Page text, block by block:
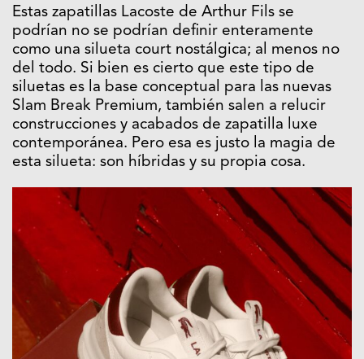
Estas zapatillas Lacoste de Arthur Fils se
podrían no se podrían definir enteramente
como una silueta court nostálgica; al menos no
del todo. Si bien es cierto que este tipo de
siluetas es la base conceptual para las nuevas
Slam Break Premium, también salen a relucir
construcciones y acabados de zapatilla luxe
contemporánea. Pero esa es justo la magia de
esta silueta: son híbridas y su propia cosa.